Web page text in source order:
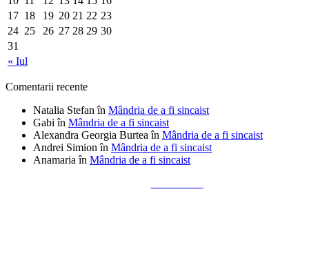
« Iul
17 18 19 20 21 22 23
24 25 26 27 28 29 30
31
Comentarii recente
Natalia Stefanîn Mândria de a fi sincaist
Gabiîn Mândria de a fi sincaist
Alexandra Georgia Burteaîn Mândria de a fi sincaist
Andrei Simionîn Mândria de a fi sincaist
Anamariaîn Mândria de a fi sincaist